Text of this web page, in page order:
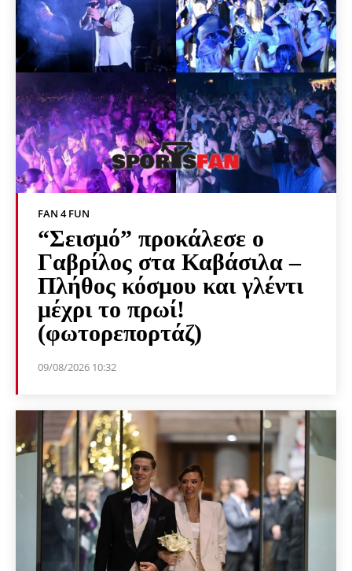
FAN 4 FUN
“Σεισμό” προκάλεσε ο
Γαβρίλος στα Καβάσιλα –
Πλήθος κόσμου και γλέντι
μέχρι το πρωί!
(φωτορεπορτάζ)
09/08/2026 10:32